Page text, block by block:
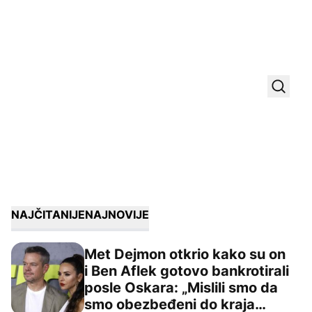
NAJČITANIJENAJNOVIJE
Met Dejmon otkrio kako su on i Ben Aflek gotovo
Met Dejmon otkrio kako su on
i Ben Aflek gotovo bankrotirali
posle Oskara: „Mislili smo da
smo obezbeđeni do kraja